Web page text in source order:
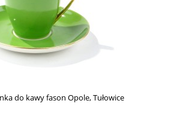
do kawy fason Opole, Tułowice